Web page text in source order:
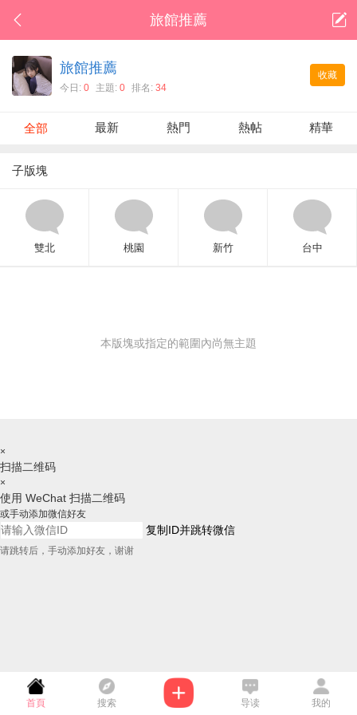
旅館推薦
收藏
旅館推薦
今日: 0 主題: 0 排名: 34
全部 最新 熱門 熱帖 精華
子版塊
雙北 桃園 新竹 台中
本版塊或指定的範圍內尚無主題
×
扫描二维码
×
使用 WeChat 扫描二维码
或手动添加微信好友
复制ID并跳转微信
请跳转后，手动添加好友，谢谢
首頁 搜索 导读 我的